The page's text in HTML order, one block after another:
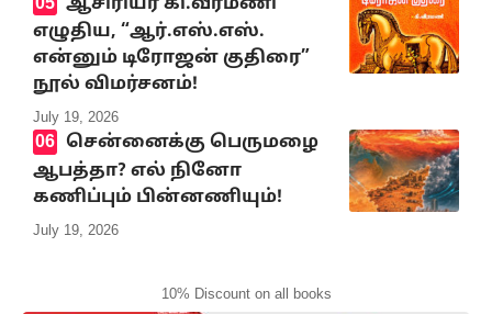
எழுதிய, “ஆர்.எஸ்.எஸ்.
என்னும் டிரோஜன் குதிரை”
நூல் விமர்சனம்!
July 19, 2026
சென்னைக்கு பெருமழை
ஆபத்தா? எல் நினோ
கணிப்பும் பின்னணியும்!
July 19, 2026
10% Discount on all books